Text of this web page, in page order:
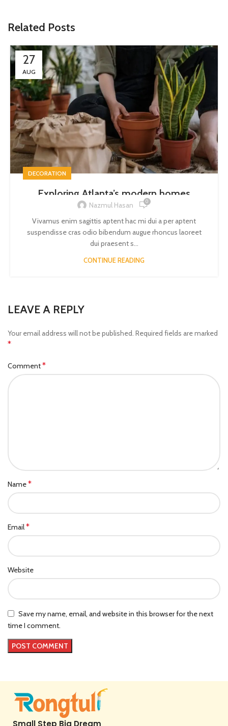
Related Posts
27
AUG
DECORATION
Exploring Atlanta’s modern homes
Nazmul Hasan 0
Vivamus enim sagittis aptent hac mi dui a per aptent
suspendisse cras odio bibendum augue rhoncus laoreet
dui praesent s...
CONTINUE READING
LEAVE A REPLY
Your email address will not be published. Required fields are marked
*
Comment*
Name*
Email*
Website
Save my name, email, and website in this browser for the next
time I comment.
Small Step Big Dream